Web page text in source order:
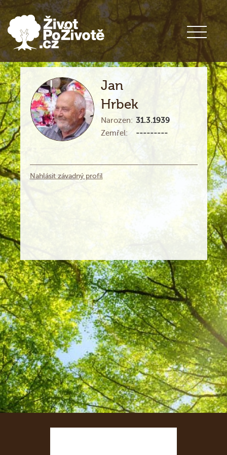
Jan
Hrbek
Narozen: 31.3.1939
Zemřel:
---------
Nahlásit závadný profil